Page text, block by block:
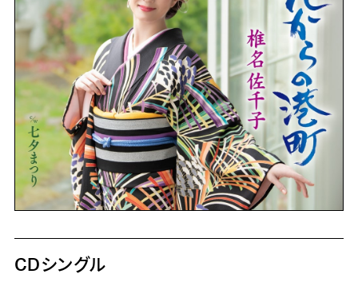
CDシングル